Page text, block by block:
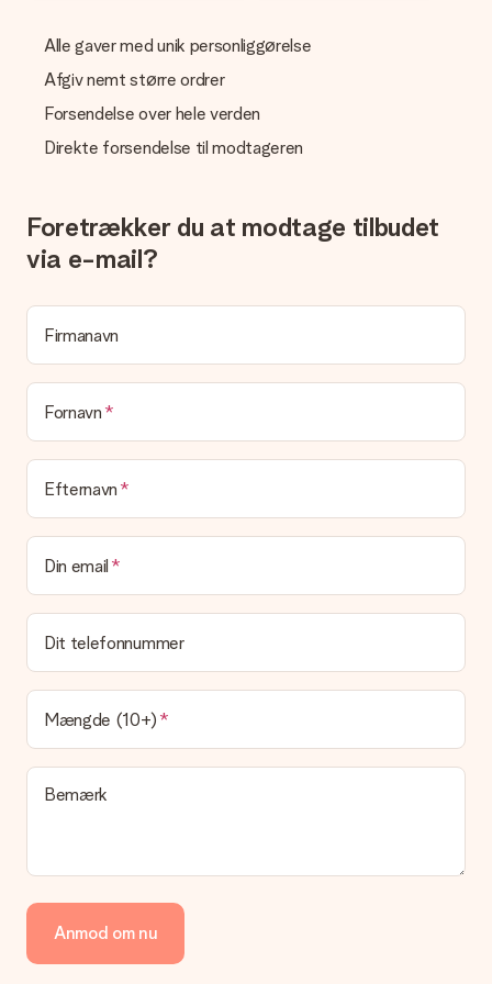
Ingen faktura sendes med din ordre. Du modtager altid
fakturaen i bekræftelsesemailen, og du kan altid finde den i din
MySurprise-konto. Det betyder at du kan få gaven leveret
overraskelse!
Alle gaver med unik personliggørelse
Afgiv nemt større ordrer
Forsendelse over hele verden
Direkte forsendelse til modtageren
Foretrækker du at modtage tilbudet
via e-mail?
Firmanavn
Fornavn
Efternavn
Din email
Dit telefonnummer
Mængde (10+)
Bemærk
Anmod om nu